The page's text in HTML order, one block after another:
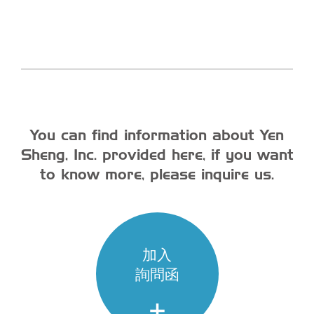
You can find information about Yen
Sheng, Inc. provided here, if you want
to know more, please inquire us.
加入
詢問函